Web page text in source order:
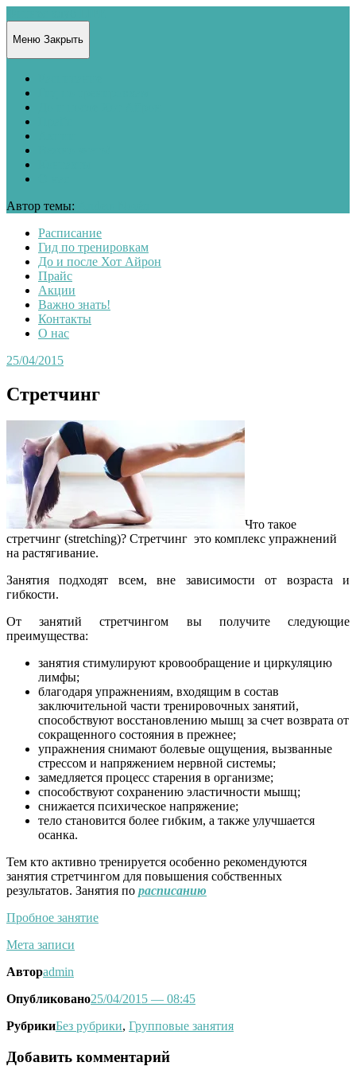
Меню Закрыть
Автор темы:
Расписание
Гид по тренировкам
До и после Хот Айрон
Прайс
Акции
Важно знать!
Контакты
О нас
25/04/2015
Стретчинг
Что такое
стретчинг (stretching)? Стретчинг это комплекс упражнений
на растягивание.
Занятия подходят всем, вне зависимости от возраста и
гибкости.
От занятий стретчингом вы получите следующие
преимущества:
занятия стимулируют кровообращение и циркуляцию
лимфы;
благодаря упражнениям, входящим в состав
заключительной части тренировочных занятий,
способствуют восстановлению мышц за счет возврата от
сокращенного состояния в прежнее;
упражнения снимают болевые ощущения, вызванные
стрессом и напряжением нервной системы;
замедляется процесс старения в организме;
способствуют сохранению эластичности мышц;
снижается психическое напряжение;
тело становится более гибким, а также улучшается
осанка.
Тем кто активно тренируется особенно рекомендуются
занятия стретчингом для повышения собственных
результатов. Занятия по расписанию
Пробное занятие
Мета записи
Авторadmin
Опубликовано25/04/2015 — 08:45
РубрикиБез рубрики, Групповые занятия
Добавить комментарий